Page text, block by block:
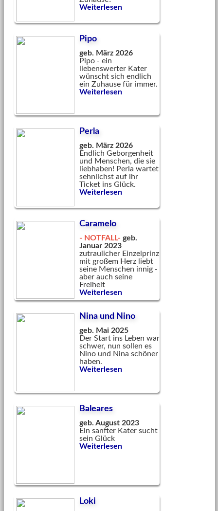
Weiterlesen
Pipo
geb. März 2026
Pipo - ein
liebenswerter Kater
wünscht sich endlich
ein Zuhause für immer.
Weiterlesen
Perla
geb. März 2026
Endlich Geborgenheit
und Menschen, die sie
liebhaben! Perla wartet
sehnlichst auf ihr
Ticket ins Glück.
Weiterlesen
Caramelo
- NOTFALL- geb.
Januar 2023
zutraulicher Einzelprinz
mit großem Herz liebt
seine Menschen innig -
aber auch seine
Freiheit
Weiterlesen
Nina und Nino
geb. Mai 2025
Der Start ins Leben war
schwer, nun sollen es
Nino und Nina schöner
haben.
Weiterlesen
Baleares
geb. August 2023
Ein sanfter Kater sucht
sein Glück
Weiterlesen
Loki